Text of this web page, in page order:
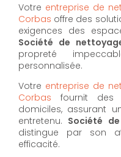
Votre entreprise de
Corbas offre des
exigences des
Société de
propreté
personnalisée.
Votre entreprise de
Corbas fournit des
domiciles, assurant
entretenu. Société
distingue par son
efficacité.